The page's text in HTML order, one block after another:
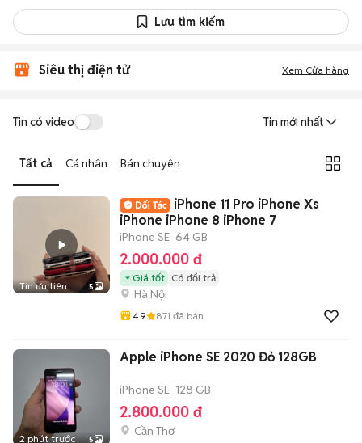
Lưu tìm kiếm
Siêu thị điện tử Xem Cửa hàng
Tin có video Tin mới nhất
Tất cả Cá nhân Bán chuyên
Tin ưu tiên 5
iPhone 11 Pro iPhone Xs
iPhone iPhone 8 iPhone 7
iPhone SE 64 GB
2.000.000 đ
Giá tốt Có đổi trả
Hà Nội
4.9 871 đã bán
2 phút trước 5
Apple iPhone SE 2020 Đỏ 128GB
iPhone SE 128 GB
2.800.000 đ
Cần Thơ